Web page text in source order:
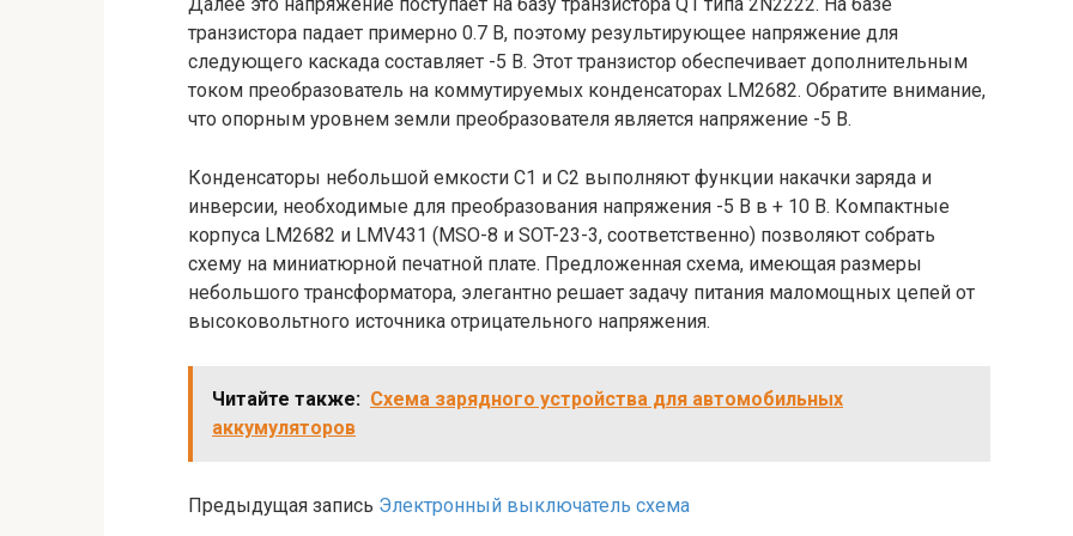
транзистора падает примерно 0.7 В, поэтому результирующее напряжение для
следующего каскада составляет -5 В. Этот транзистор обеспечивает дополнительным
током преобразователь на коммутируемых конденсаторах LM2682. Обратите внимание,
что опорным уровнем земли преобразователя является напряжение -5 В.
Конденсаторы небольшой емкости С1 и С2 выполняют функции накачки заряда и
инверсии, необходимые для преобразования напряжения -5 В в + 10 В. Компактные
корпуса LM2682 и LMV431 (MSO-8 и SOT-23-3, соответственно) позволяют собрать
схему на миниатюрной печатной плате. Предложенная схема, имеющая размеры
небольшого трансформатора, элегантно решает задачу питания маломощных цепей от
высоковольтного источника отрицательного напряжения.
Читайте также: Схема зарядного устройства для автомобильных
аккумуляторов
Предыдущая запись Электронный выключатель схема